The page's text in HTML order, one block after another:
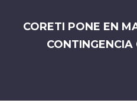
CORETI PONE EN
CONTINGENCIA